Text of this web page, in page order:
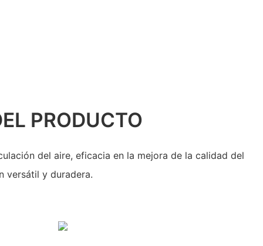
PRODUCTO
del aire, eficacia en la mejora de la calidad del
versátil y duradera.